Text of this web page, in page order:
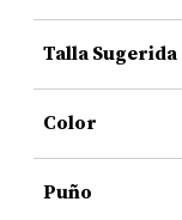
Talla Sugerida
Color
Puño